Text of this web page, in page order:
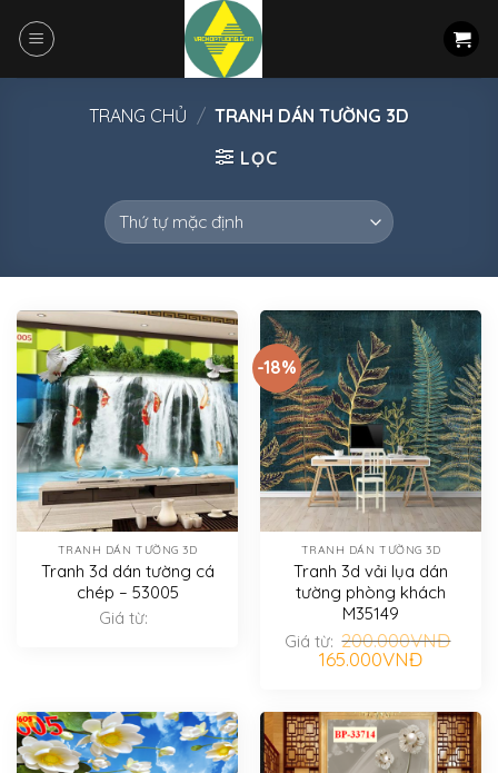
TRANG CHỦ / TRANH DÁN TƯỜNG 3D
LỌC
TRANH DÁN TƯỜNG 3D
Tranh 3d dán tường cá
chép – 53005
Giá từ:
-18%
TRANH DÁN TƯỜNG 3D
Tranh 3d vải lụa dán
tường phòng khách
M35149
Giá từ: 200.000VNĐ
Giá
gốc
165.000VNĐGiá